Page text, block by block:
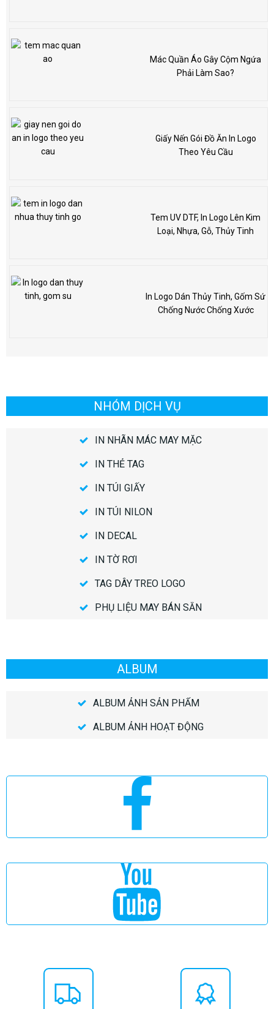
Mác Quần Áo Gây Cộm Ngứa
Phải Làm Sao?
Giấy Nến Gói Đồ Ăn In Logo
Theo Yêu Cầu
Tem UV DTF, In Logo Lên Kim
Loại, Nhựa, Gỗ, Thủy Tinh
In Logo Dán Thủy Tinh, Gốm Sứ
Chống Nước Chống Xước
NHÓM DỊCH VỤ
IN NHÃN MÁC MAY MẶC
IN THẺ TAG
IN TÚI GIẤY
IN TÚI NILON
IN DECAL
IN TỜ RƠI
TAG DÂY TREO LOGO
PHỤ LIỆU MAY BÁN SẴN
ALBUM
ALBUM ẢNH SẢN PHẨM
ALBUM ẢNH HOẠT ĐỘNG